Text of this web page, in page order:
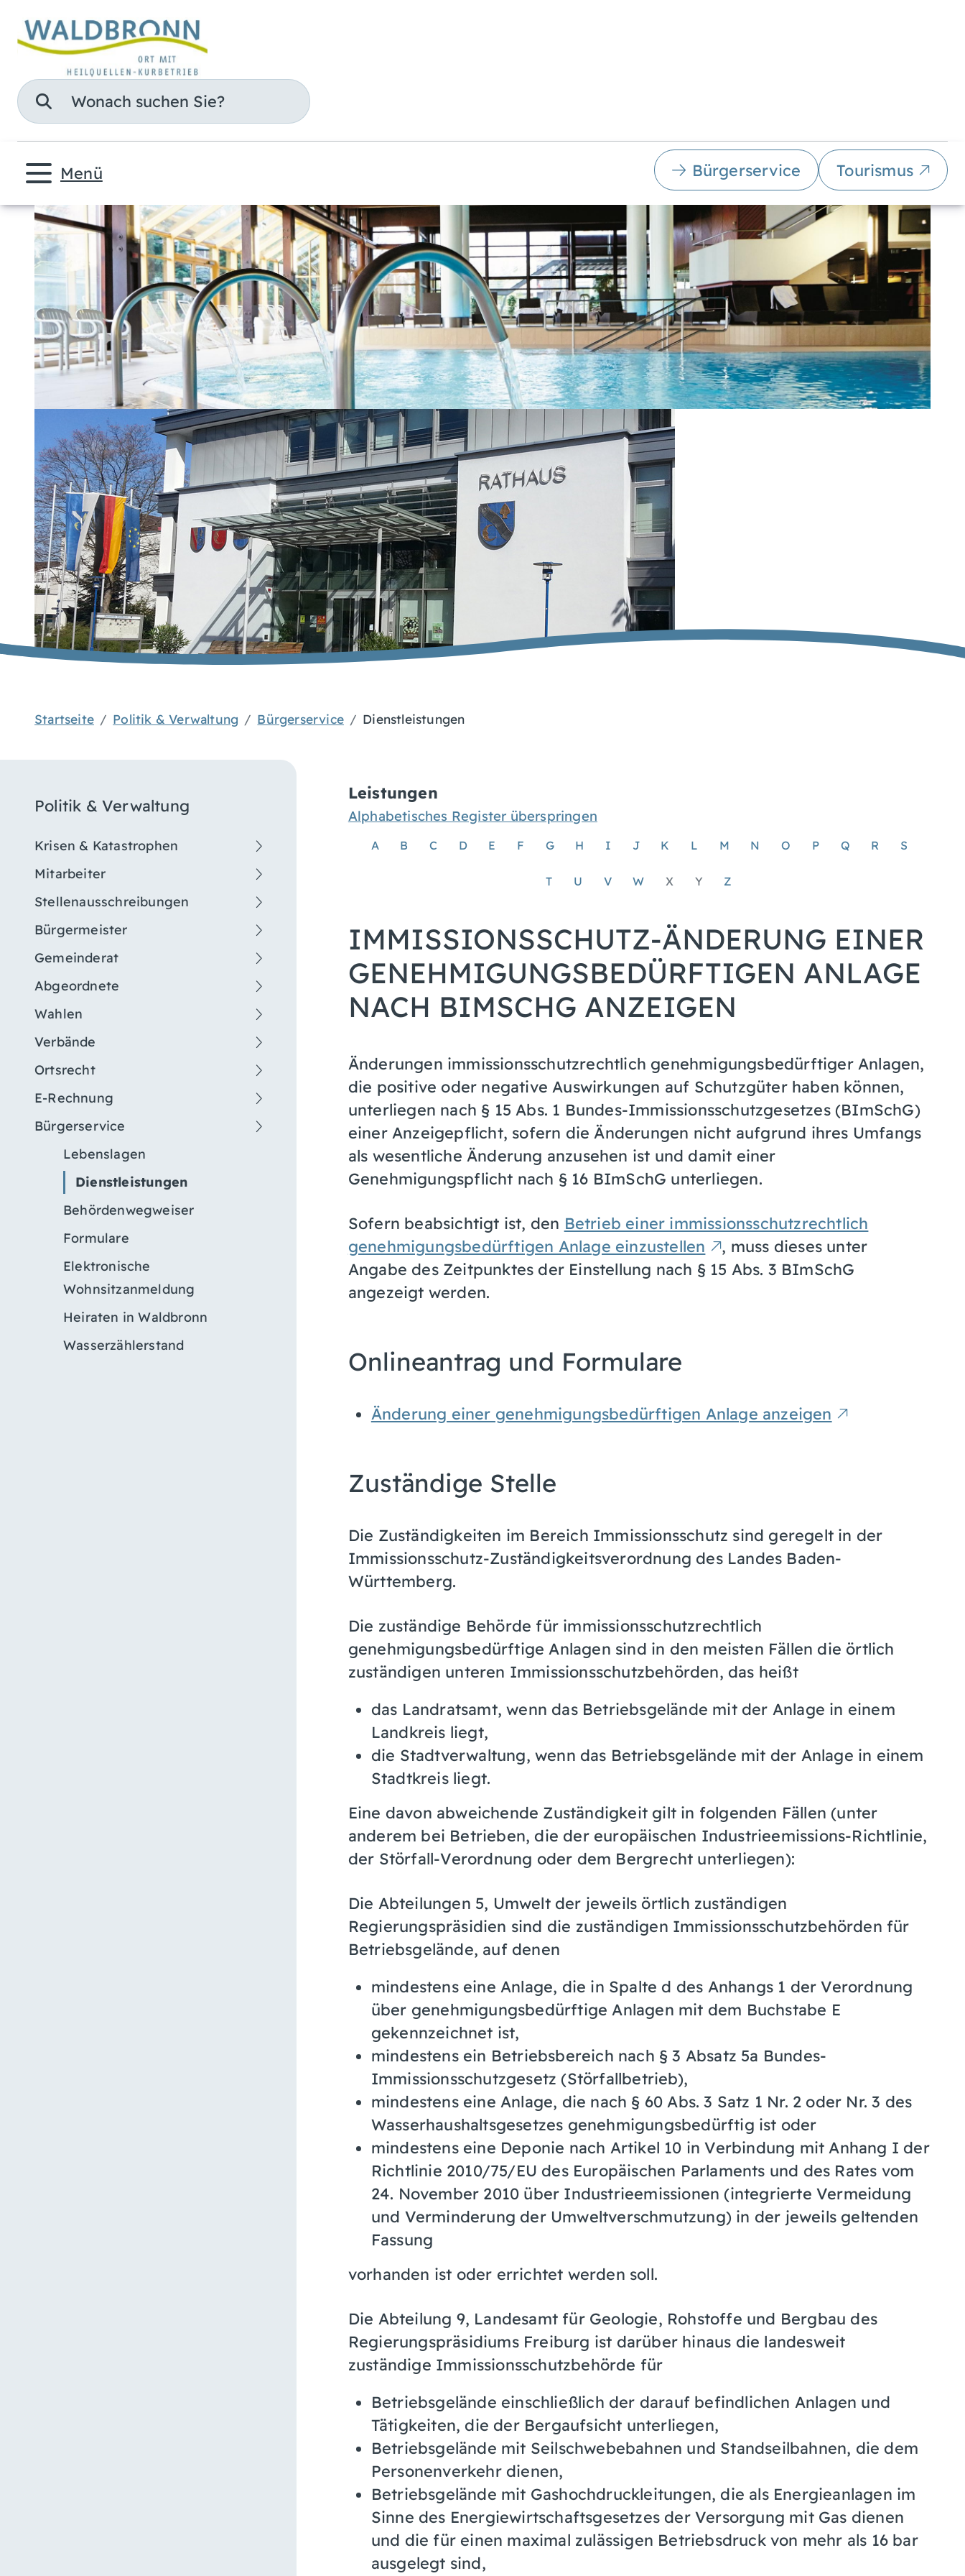
Suche
Menü Bürgerservice Tourismus
Startseite Politik & Verwaltung Bürgerservice Dienstleistungen
Politik & Verwaltung
Krisen & Katastrophen
Mitarbeiter
Stellenausschreibungen
Bürgermeister
Gemeinderat
Abgeordnete
Wahlen
Verbände
Ortsrecht
E-Rechnung
Bürgerservice
Lebenslagen
Dienstleistungen
Behördenwegweiser
Formulare
Elektronische
Wohnsitzanmeldung
Heiraten in Waldbronn
Wasserzählerstand
Leistungen
Alphabetisches Register überspringen
A B C D E F G H I J K L M N O P Q R S
T U V W X Y Z
IMMISSIONSSCHUTZ-ÄNDERUNG EINER
GENEHMIGUNGSBEDÜRFTIGEN ANLAGE
NACH BIMSCHG ANZEIGEN
Änderungen immissionsschutzrechtlich genehmigungsbedürftiger Anlagen,
die positive oder negative Auswirkungen auf Schutzgüter haben können,
unterliegen nach § 15 Abs. 1 Bundes-Immissionsschutzgesetzes (BImSchG)
einer Anzeigepflicht, sofern die Änderungen nicht aufgrund ihres Umfangs
als wesentliche Änderung anzusehen ist und damit einer
Genehmigungspflicht nach § 16 BImSchG unterliegen.
Sofern beabsichtigt ist, den Betrieb einer immissionsschutzrechtlich
genehmigungsbedürftigen Anlage einzustellen
, muss dieses unter
Angabe des Zeitpunktes der Einstellung nach § 15 Abs. 3 BImSchG
angezeigt werden.
Onlineantrag und Formulare
Änderung einer genehmigungsbedürftigen Anlage anzeigen
Zuständige Stelle
Die Zuständigkeiten im Bereich Immissionsschutz sind geregelt in der
Immissionsschutz-Zuständigkeitsverordnung des Landes Baden-
Württemberg.
Die zuständige Behörde für immissionsschutzrechtlich
genehmigungsbedürftige Anlagen sind in den meisten Fällen die örtlich
zuständigen unteren Immissionsschutzbehörden, das heißt
das Landratsamt, wenn das Betriebsgelände mit der Anlage in einem
Landkreis liegt,
die Stadtverwaltung, wenn das Betriebsgelände mit der Anlage in einem
Stadtkreis liegt.
Eine davon abweichende Zuständigkeit gilt in folgenden Fällen (unter
anderem bei Betrieben, die der europäischen Industrieemissions-Richtlinie,
der Störfall-Verordnung oder dem Bergrecht unterliegen):
Die Abteilungen 5, Umwelt der jeweils örtlich zuständigen
Regierungspräsidien sind die zuständigen Immissionsschutzbehörden für
Betriebsgelände, auf denen
mindestens eine Anlage, die in Spalte d des Anhangs 1 der Verordnung
über genehmigungsbedürftige Anlagen mit dem Buchstabe E
gekennzeichnet ist,
mindestens ein Betriebsbereich nach § 3 Absatz 5a Bundes-
Immissionsschutzgesetz (Störfallbetrieb),
mindestens eine Anlage, die nach § 60 Abs. 3 Satz 1 Nr. 2 oder Nr. 3 des
Wasserhaushaltsgesetzes genehmigungsbedürftig ist oder
mindestens eine Deponie nach Artikel 10 in Verbindung mit Anhang I der
Richtlinie 2010/75/EU des Europäischen Parlaments und des Rates vom
24. November 2010 über Industrieemissionen (integrierte Vermeidung
und Verminderung der Umweltverschmutzung) in der jeweils geltenden
Fassung
vorhanden ist oder errichtet werden soll.
Die Abteilung 9, Landesamt für Geologie, Rohstoffe und Bergbau des
Regierungspräsidiums Freiburg ist darüber hinaus die landesweit
zuständige Immissionsschutzbehörde für
Betriebsgelände einschließlich der darauf befindlichen Anlagen und
Tätigkeiten, die der Bergaufsicht unterliegen,
Betriebsgelände mit Seilschwebebahnen und Standseilbahnen, die dem
Personenverkehr dienen,
Betriebsgelände mit Gashochdruckleitungen, die als Energieanlagen im
Sinne des Energiewirtschaftsgesetzes der Versorgung mit Gas dienen
und die für einen maximal zulässigen Betriebsdruck von mehr als 16 bar
ausgelegt sind,